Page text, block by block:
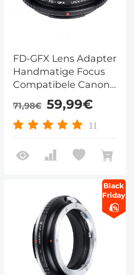
FD-GFX Lens Adapter
Handmatige Focus
Compatibele Canon
FD DSLR Lenzen voor
Fuji GFX Camera
Lichaam
71,98€ 59,99€
11
Black
Friday